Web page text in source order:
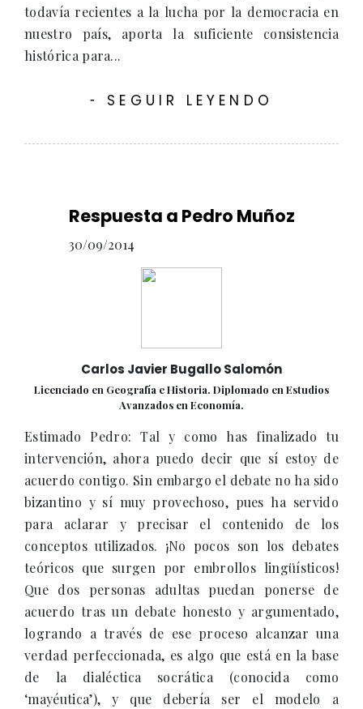
todavía recientes a la lucha por la democracia en
nuestro país, aporta la suficiente consistencia
histórica para...
- SEGUIR LEYENDO
Respuesta a Pedro Muñoz
30/09/2014
Carlos Javier Bugallo Salomón
Licenciado en Geografía e Historia. Diplomado en Estudios
Avanzados en Economía.
Estimado Pedro: Tal y como has finalizado tu
intervención, ahora puedo decir que sí estoy de
acuerdo contigo. Sin embargo el debate no ha sido
bizantino y sí muy provechoso, pues ha servido
para aclarar y precisar el contenido de los
conceptos utilizados. ¡No pocos son los debates
teóricos que surgen por embrollos lingüísticos!
Que dos personas adultas puedan ponerse de
acuerdo tras un debate honesto y argumentado,
logrando a través de ese proceso alcanzar una
verdad perfeccionada, es algo que está en la base
de la dialéctica socrática (conocida como
‘mayéutica’), y que debería ser el modelo a